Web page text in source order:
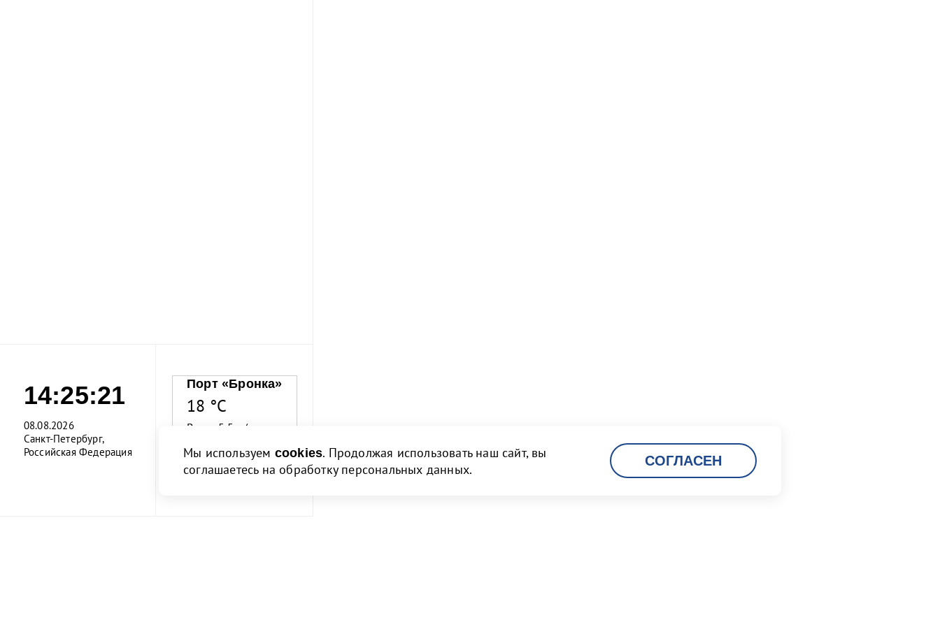
14:25:22
08.08.2026
Санкт-Петербург,
Российская Федерация
Порт «Бронка»
18 °C
Ветер 5.5 м/с
Влажность 55%
Мы используем cookies. Продолжая использовать наш сайт, вы
соглашаетесь на обработку персональных данных.
СОГЛАСЕН